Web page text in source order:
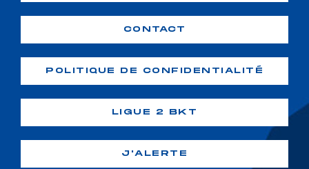
CONTACT
POLITIQUE DE CONFIDENTIALITÉ
LIGUE 2 BKT
J'ALERTE